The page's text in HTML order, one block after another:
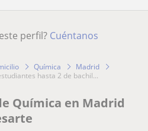
perfil? Cuéntanos
Química
Madrid
hasta 2 de bachil...
Química en Madrid